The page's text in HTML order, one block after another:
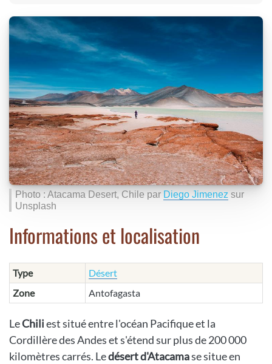
Photo : Atacama Desert, Chile par Diego Jimenez sur
Unsplash
Informations et localisation
Type
Désert
Zone
Antofagasta
LeChiliest situé entre l'océan Pacifique et la
Cordillère des Andes et s'étend sur plus de 200 000
kilomètres carrés. Ledésert d'Atacamase situe en